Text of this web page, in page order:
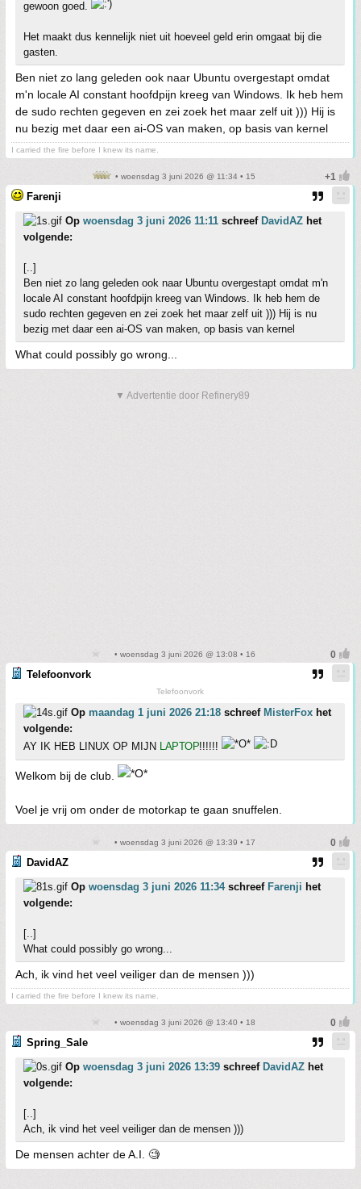
gewoon goed.
Het maakt dus kennelijk niet uit hoeveel geld erin omgaat bij die
gasten.
Ben niet zo lang geleden ook naar Ubuntu overgestapt omdat
m'n locale AI constant hoofdpijn kreeg van Windows. Ik heb hem
de sudo rechten gegeven en zei zoek het maar zelf uit ))) Hij is
nu bezig met daar een ai-OS van maken, op basis van kernel
I carried the fire before I knew its name.
• woensdag 3 juni 2026 @ 11:34 • 15
Farenji
Op woensdag 3 juni 2026 11:11 schreef DavidAZ het
volgende:
[..]
Ben niet zo lang geleden ook naar Ubuntu overgestapt omdat m'n
locale AI constant hoofdpijn kreeg van Windows. Ik heb hem de
sudo rechten gegeven en zei zoek het maar zelf uit ))) Hij is nu
bezig met daar een ai-OS van maken, op basis van kernel
What could possibly go wrong...
▼ Advertentie door Refinery89
• woensdag 3 juni 2026 @ 13:08 • 16
Telefoonvork
Telefoonvork
Op maandag 1 juni 2026 21:18 schreef MisterFox het
volgende:
AY IK HEB LINUX OP MIJN LAPTOP!!!!!!
Welkom bij de club.
Voel je vrij om onder de motorkap te gaan snuffelen.
• woensdag 3 juni 2026 @ 13:39 • 17
DavidAZ
Op woensdag 3 juni 2026 11:34schreef Farenji het
volgende:
[..]
What could possibly go wrong...
Ach, ik vind het veel veiliger dan de mensen )))
I carried the fire before I knew its name.
• woensdag 3 juni 2026 @ 13:40 • 18
Spring_Sale
Op woensdag 3 juni 2026 13:39 schreef DavidAZ het
volgende:
[..]
Ach, ik vind het veel veiliger dan de mensen )))
De mensen achter de A.I. 🧐